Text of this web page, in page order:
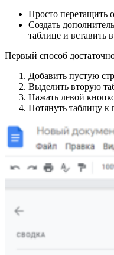
Просто перетащить
Создать
таблице и вставить
Первый способ
Добавить пустую
Выделить вторую
Нажать левой
Потянуть таблицу к